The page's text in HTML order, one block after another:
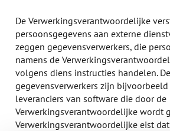
De Verwerkingsverantwoordelijke
persoonsgegevens aan externe
zeggen gegevensverwerkers, die
namens de
volgens diens instructies handelen.
gegevensverwerkers zijn
leveranciers van software die door de
Verwerkingsverantwoordelijke wordt
Verwerkingsverantwoordelijke eist